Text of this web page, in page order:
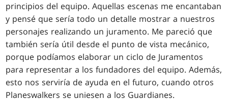
principios del equipo. Aquellas escenas me encantaban
y pensé que sería todo un detalle mostrar a nuestros
personajes realizando un juramento. Me pareció que
también sería útil desde el punto de vista mecánico,
porque podíamos elaborar un ciclo de Juramentos
para representar a los fundadores del equipo. Además,
esto nos serviría de ayuda en el futuro, cuando otros
Planeswalkers se uniesen a los Guardianes.